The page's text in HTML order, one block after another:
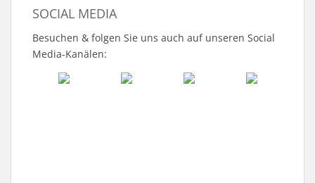
SOCIAL MEDIA
Besuchen & folgen Sie uns auch auf unseren Social
Media-Kanälen: